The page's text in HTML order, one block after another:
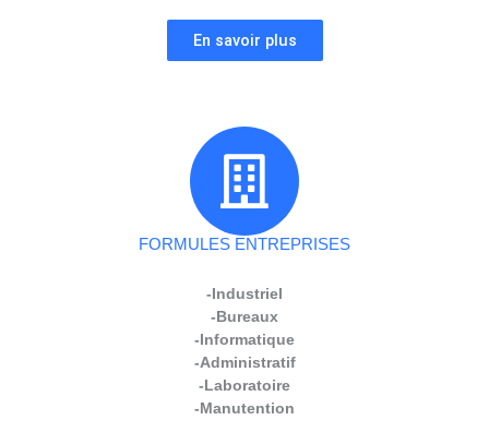
En savoir plus
FORMULES ENTREPRISES
-Industriel
-Bureaux
-Informatique
-Administratif
-Laboratoire
-Manutention